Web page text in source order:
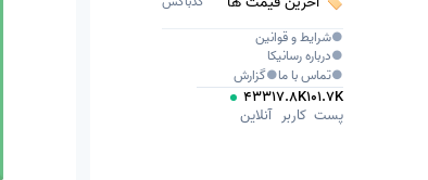
●شرایط و قوانین
●دربارهرسانیکا
●تماس با ما●گزارش
101.7K
پست
17.8K
کاربر
433
آنلاین